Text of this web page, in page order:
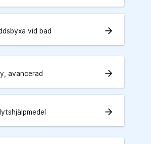
vid bad arrow_forward
avancerad arrow_forward
arrow_forward